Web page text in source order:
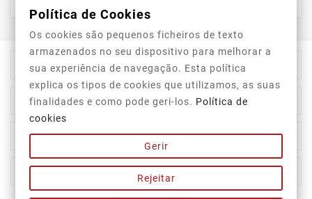
Informação Da Loja
Top Categorias
A Nossa Empresa 
A Sua Conta 
Política de Cookies
Os cookies são pequenos ficheiros de texto
armazenados no seu dispositivo para melhorar a
sua experiência de navegação. Esta política
explica os tipos de cookies que utilizamos, as suas
finalidades e como pode geri-los. Política de
cookies
Gerir
Rejeitar